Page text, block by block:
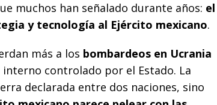
muchos han señalado durante años: el
y tecnología al Ejército mexicano.
más a los bombardeos en Ucrania
controlado por el Estado. La
declarada entre dos naciones, sino